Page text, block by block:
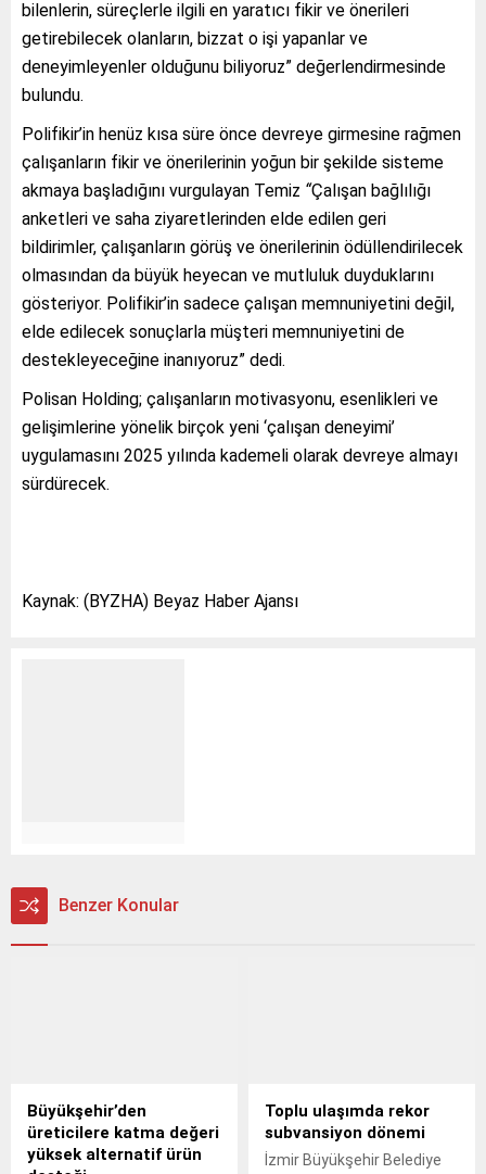
bilenlerin, süreçlerle ilgili en yaratıcı fikir ve önerileri
getirebilecek olanların, bizzat o işi yapanlar ve
deneyimleyenler olduğunu biliyoruz” değerlendirmesinde
bulundu.
Polifikir’in henüz kısa süre önce devreye girmesine rağmen
çalışanların fikir ve önerilerinin yoğun bir şekilde sisteme
akmaya başladığını vurgulayan Temiz “Çalışan bağlılığı
anketleri ve saha ziyaretlerinden elde edilen geri
bildirimler, çalışanların görüş ve önerilerinin ödüllendirilecek
olmasından da büyük heyecan ve mutluluk duyduklarını
gösteriyor. Polifikir’in sadece çalışan memnuniyetini değil,
elde edilecek sonuçlarla müşteri memnuniyetini de
destekleyeceğine inanıyoruz” dedi.
Polisan Holding; çalışanların motivasyonu, esenlikleri ve
gelişimlerine yönelik birçok yeni ‘çalışan deneyimi’
uygulamasını 2025 yılında kademeli olarak devreye almayı
sürdürecek.
Kaynak: (BYZHA) Beyaz Haber Ajansı
Benzer Konular
Büyükşehir’den
üreticilere katma değeri
yüksek alternatif ürün
Toplu ulaşımda rekor
subvansiyon dönemi
İzmir Büyükşehir Belediye